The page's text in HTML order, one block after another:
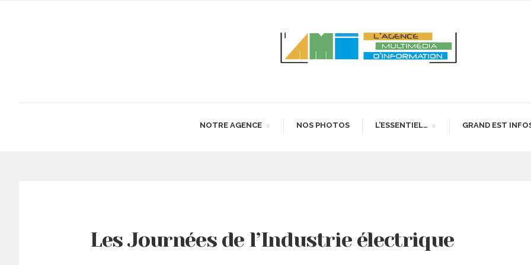
NOTRE AGENCE NOS PHOTOS L’ESSENTIEL… GRAND EST
Les Journées de l’Industrie électrique